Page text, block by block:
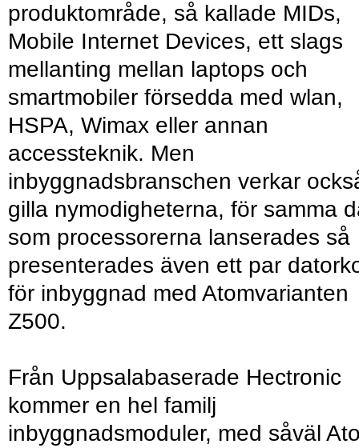
produktområde, så kallade MIDs,
Mobile Internet Devices, ett slags
mellanting mellan laptops och
smartmobiler försedda med wlan,
HSPA, Wimax eller annan
accessteknik. Men
inbyggnadsbranschen verkar
gilla nymodigheterna, för samma
som processorerna lanserades så
presenterades även ett par
för inbyggnad med Atomvarianten
Z500.
Från Uppsalabaserade Hectronic
kommer en hel familj
inbyggnadsmoduler, med såväl